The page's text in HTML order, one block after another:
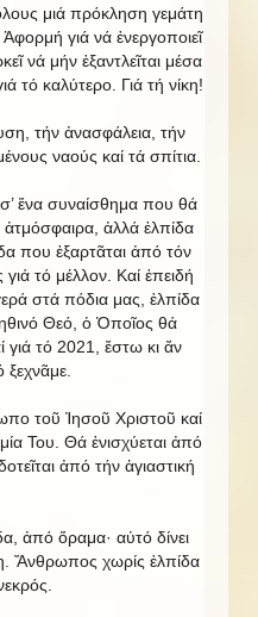
μιά πρόκληση γεμάτη
γιά νά ἐνεργοποιεῖ
νά μήν ἐξαντλεῖται μέσα
τό καλύτερο. Γιά τή νίκη!
τήν ἀνασφάλεια, τήν
ναούς καί τά σπίτια.
ἕνα συναίσθημα που θά
ἀλλά ἐλπίδα
που ἐξαρτᾶται ἀπό τόν
τό μέλλον. Καί ἐπειδή
στά πόδια μας, ἐλπίδα
Θεό, ὁ Ὁποῖος θά
γιά τό 2021, ἔστω κι ἄν
ξεχνᾶμε.
τοῦ Ἰησοῦ Χριστοῦ καί
Του. Θά ἐνισχύεται ἀπό
ἀπό τήν ἁγιαστική
ἀπό ὅραμα· αὐτό δίνει
Ἄνθρωπος χωρίς ἐλπίδα